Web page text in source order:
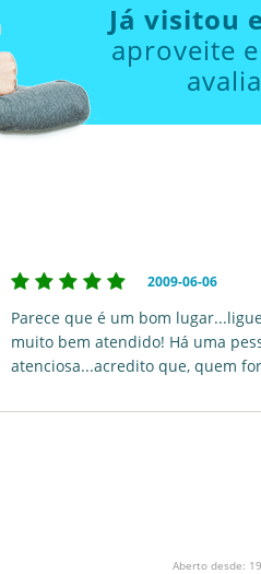
Já visitou
aproveite
2009-06-06
Parece que é um bom
muito bem atendido! Há uma
atenciosa...acredito que, quem
Aberto desde: